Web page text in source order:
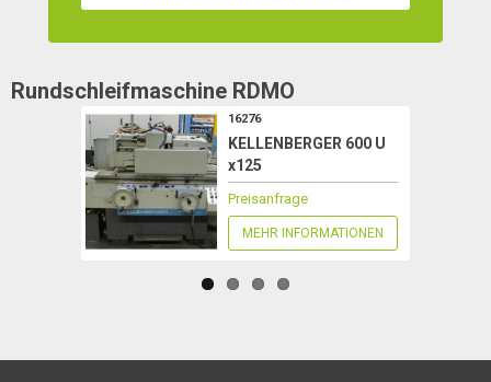
Rundschleifmaschine RDMO
16276
KELLENBERGER 600 U
x125
Preisanfrage
MEHR INFORMATIONEN